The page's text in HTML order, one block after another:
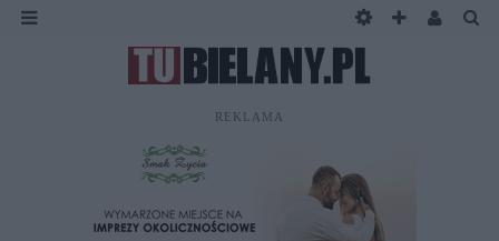
REKLAMA